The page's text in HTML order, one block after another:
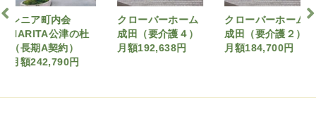
会
津の杜
約）
円
クローバーホーム
成田（要介護４）
月額192,638円
クローバーホーム
成田（要介護２）
月額184,700円
アシス
ング土
プラン)